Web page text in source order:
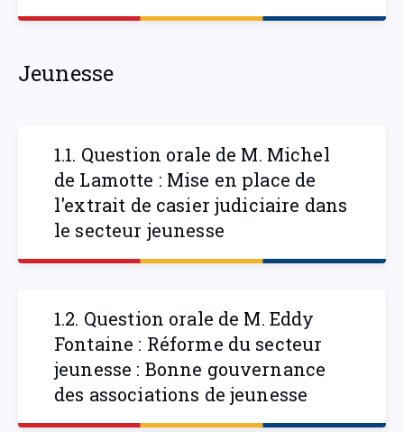
Jeunesse
1.1. Question orale de M. Michel
de Lamotte : Mise en place de
l'extrait de casier judiciaire dans
le secteur jeunesse
1.2. Question orale de M. Eddy
Fontaine : Réforme du secteur
jeunesse : Bonne gouvernance
des associations de jeunesse